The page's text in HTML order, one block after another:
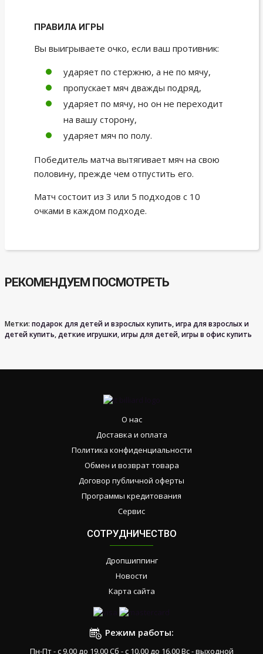
ПРАВИЛА ИГРЫ
Вы выигрываете очко, если ваш противник:
ударяет по стержню, а не по мячу,
пропускает мяч дважды подряд,
ударяет по мячу, но он не переходит
на вашу сторону,
ударяет мяч по полу.
Победитель матча вытягивает мяч на свою
половину, прежде чем отпустить его.
Матч состоит из 3 или 5 подходов с 10
очками в каждом подходе.
РЕКОМЕНДУЕМ ПОСМОТРЕТЬ
Метки: подарок для детей и взрослых купить,игра для взрослых и
детей купить,деткие игрушки,игры для детей,игры в офис купить
О нас
Доставка и оплата
Политика конфиденциальности
Обмен и возврат товара
Договор публичной оферты
Программы кредитования
Сервис
СОТРУДНИЧЕСТВО
Дропшиппинг
Новости
Карта сайта
Режим работы:
Пн-Пт - с 9.00 до 19.00 Сб - с 10.00 до 16.00 Вс - выходной